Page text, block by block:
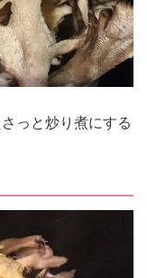
っと炒り煮にする